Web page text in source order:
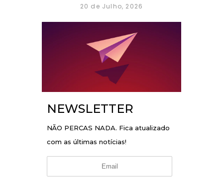
20 de Julho, 2026
NEWSLETTER
NÃO PERCAS NADA. Fica atualizado
com as últimas notícias!